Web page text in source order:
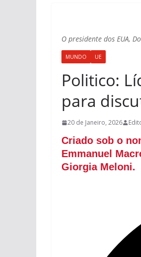
O presidente dos EUA,
MUNDO UE
Politico:
para
20 de Janeiro, 2026
Criado sob o
Emmanuel
Giorgia Meloni.